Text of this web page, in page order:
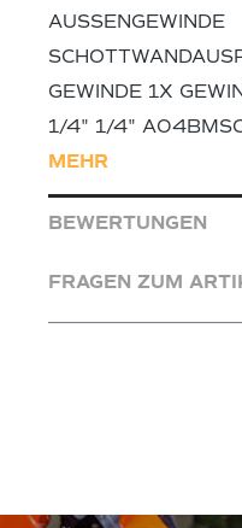
USSENGEWINDE SC
WINDE 1X
1/4" 1/4"
MEHR
BEWERTUNGEN
FRAGEN ZUM